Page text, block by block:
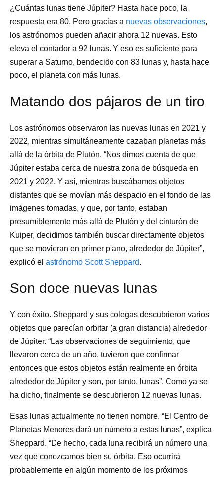
¿Cuántas lunas tiene Júpiter? Hasta hace poco, la
respuesta era 80. Pero gracias a nuevas observaciones,
los astrónomos pueden añadir ahora 12 nuevas. Esto
eleva el contador a 92 lunas. Y eso es suficiente para
superar a Saturno, bendecido con 83 lunas y, hasta hace
poco, el planeta con más lunas.
Matando dos pájaros de un tiro
Los astrónomos observaron las nuevas lunas en 2021 y
2022, mientras simultáneamente cazaban planetas más
allá de la órbita de Plutón. “Nos dimos cuenta de que
Júpiter estaba cerca de nuestra zona de búsqueda en
2021 y 2022. Y así, mientras buscábamos objetos
distantes que se movían más despacio en el fondo de las
imágenes tomadas, y que, por tanto, estaban
presumiblemente más allá de Plutón y del cinturón de
Kuiper, decidimos también buscar directamente objetos
que se movieran en primer plano, alrededor de Júpiter”,
explicó el astrónomo Scott Sheppard.
Son doce nuevas lunas
Y con éxito. Sheppard y sus colegas descubrieron varios
objetos que parecían orbitar (a gran distancia) alrededor
de Júpiter. “Las observaciones de seguimiento, que
llevaron cerca de un año, tuvieron que confirmar
entonces que estos objetos están realmente en órbita
alrededor de Júpiter y son, por tanto, lunas”. Como ya se
ha dicho, finalmente se descubrieron 12 nuevas lunas.
Esas lunas actualmente no tienen nombre. “El Centro de
Planetas Menores dará un número a estas lunas”, explica
Sheppard. “De hecho, cada luna recibirá un número una
vez que conozcamos bien su órbita. Eso ocurrirá
probablemente en algún momento de los próximos